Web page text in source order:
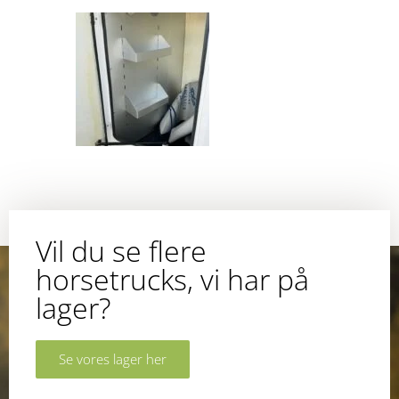
Vil du se flere
horsetrucks, vi har på
lager?
Se vores lager her